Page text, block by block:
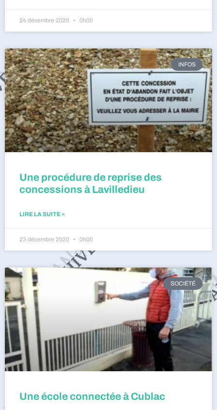
24 décembre 2020 0h00
INFOS
Une procédure de reprise des
concessions à Lavilledieu
LIRE LA SUITE »
23 décembre 2020 0h00
SOCIÉTÉ
Une école connectée à Cublac